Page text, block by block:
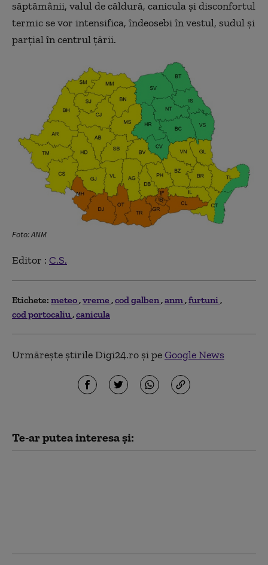
săptămânii, valul de căldură, canicula şi disconfortul
termic se vor intensifica, îndeosebi în vestul, sudul şi
parţial în centrul ţării.
Foto: ANM
Editor : C.S.
Etichete: meteo vreme cod galben anm furtuni
cod portocaliu canicula
Urmărește știrile Digi24.ro și peGoogle News
Te-ar putea interesa și: